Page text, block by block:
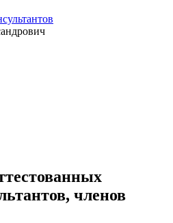
членов